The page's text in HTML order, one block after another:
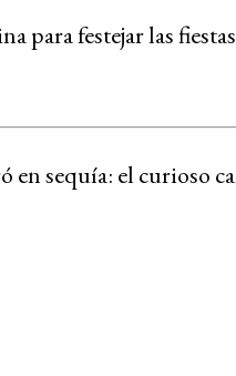
para festejar las fiestas
en sequía: el curioso